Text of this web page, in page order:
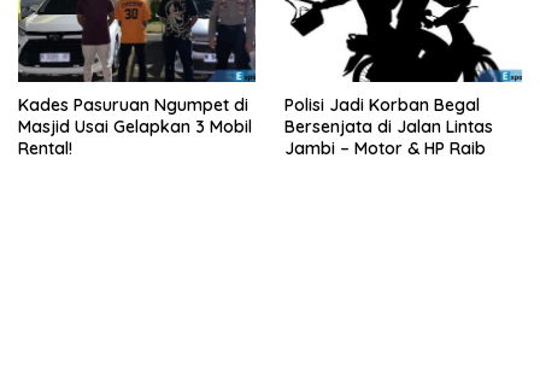
Kades Pasuruan Ngumpet di
Masjid Usai Gelapkan 3 Mobil
Rental!
Polisi Jadi Korban Begal
Bersenjata di Jalan Lintas
Jambi – Motor & HP Raib